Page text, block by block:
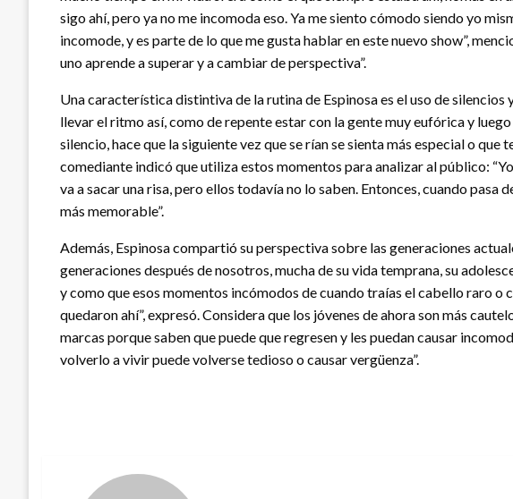
sigo ahí, pero ya no me incomoda eso. Ya me siento cómodo siendo yo
incomode, y es parte de lo que me gusta hablar en este nuevo show”,
uno aprende a superar y a cambiar de perspectiva”.
Una característica distintiva de la rutina de Espinosa es el uso de silencios
llevar el ritmo así, como de repente estar con la gente muy eufórica y
silencio, hace que la siguiente vez que se rían se sienta más especial o que
comediante indicó que utiliza estos momentos para analizar al público:
va a sacar una risa, pero ellos todavía no lo saben. Entonces, cuando pasa
más memorable”.
Además, Espinosa compartió su perspectiva sobre las generaciones
generaciones después de nosotros, mucha de su vida temprana, su
y como que esos momentos incómodos de cuando traías el cabello raro o
quedaron ahí”, expresó. Considera que los jóvenes de ahora son más
marcas porque saben que puede que regresen y les puedan causar
volverlo a vivir puede volverse tedioso o causar vergüenza”.